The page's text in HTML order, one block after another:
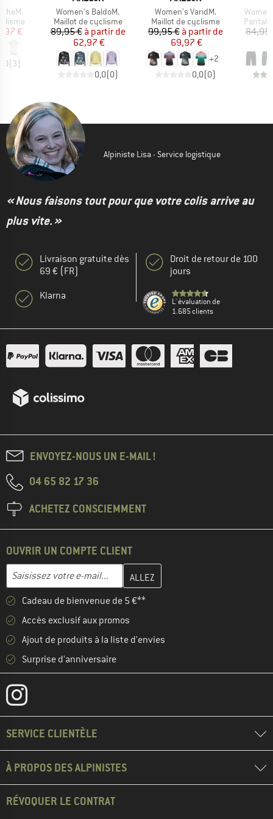
réduit
€
(3)
Article
Women's BaldoM.
Product group
Maillot de cyclisme
Prix
89,95 € Prix réduit
à partir de
62,97 €
0,0(0)
Article
Women's VaridM.
Product group
Maillot de cyclisme
Prix
99,95 € Prix réduit
à partir de
69,97 €
+2
0,0(0)
Article
84,95
Alpiniste Lisa - Service logistique
« Nous faisons tout pour que votre colis arrive au
plus vite. »
Livraison gratuite dès
69 € (FR)
Klarna
Droit de retour de 100
jours
L' évaluation de
1.685 clients
ENVOYEZ-NOUS UN E-MAIL !
04 65 82 17 36
ACHETEZ CONSCIEMMENT
OUVRIR UN COMPTE CLIENT
Adresse e-mail
Entrez votre adresse e-mail ici et créez votre compte client à la
Cadeau de bienvenue de 5 €**
Accès exclusif aux promos
Ajout de produits à la liste d'envies
Surprise d'anniversaire
SERVICE CLIENTÈLE
À PROPOS DES ALPINISTES
RÉVOQUER LE CONTRAT